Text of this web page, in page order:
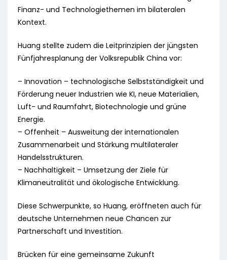
Finanz- und Technologiethemen im bilateralen
Kontext.
Huang stellte zudem die Leitprinzipien der jüngsten
Fünfjahresplanung der Volksrepublik China vor:
– Innovation – technologische Selbstständigkeit und
Förderung neuer Industrien wie KI, neue Materialien,
Luft- und Raumfahrt, Biotechnologie und grüne
Energie.
– Offenheit – Ausweitung der internationalen
Zusammenarbeit und Stärkung multilateraler
Handelsstrukturen.
– Nachhaltigkeit – Umsetzung der Ziele für
Klimaneutralität und ökologische Entwicklung.
Diese Schwerpunkte, so Huang, eröffneten auch für
deutsche Unternehmen neue Chancen zur
Partnerschaft und Investition.
Brücken für eine gemeinsame Zukunft